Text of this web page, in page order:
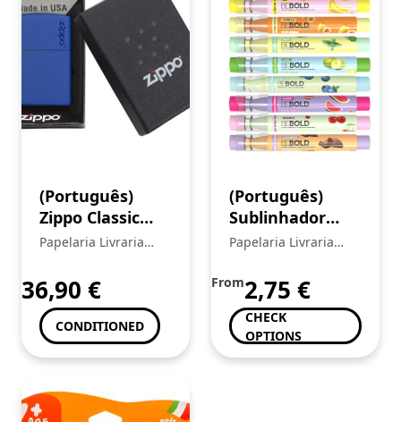
(Português)
Zippo Classic
Royal Blue
Logo
Papelaria Livraria
36,90 €
CONDITIONED
(Português)
Sublinhador
BeBold
NEWPEN Fruit
Edition
Papelaria Livraria
From2,75 €
CHECK
OPTIONS